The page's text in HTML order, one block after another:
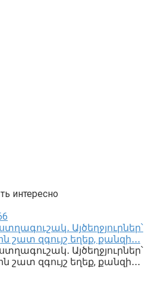
интересно
Այծեղջյուրներ՝
զգույշ եղեք, քանզի․․․
Այծեղջյուրներ՝
զգույշ եղեք, քանզի․․․